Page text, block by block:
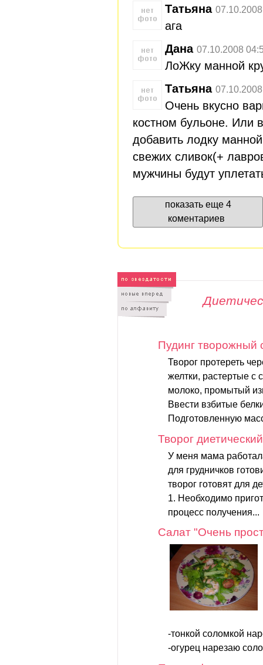
Татьяна
ага
Дана 07.10.2008
ЛоЖку манной
Татьяна
Очень вкусно
костном бульоне. Или
добавить лодку
свежих сливок(+
мужчины будут
показать еще 4
коментариев
Пудинг творожный
Творог протереть
желтки, растертые с
молоко, промытый
Ввести взбитые
Подготовленную
Творог диетический
У меня мама
для грудничков
творог готовят для
1. Необходимо
процесс получения...
Салат "Очень
-тонкой соломкой
-огурец нарезаю